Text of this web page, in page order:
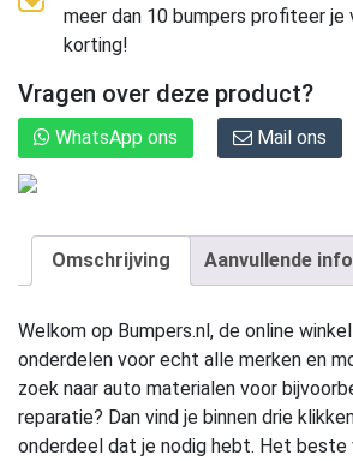
meer dan 10 bumpers profiteer je
korting!
Vragen over deze product?
WhatsApp ons Mail ons
Omschrijving Aanvullende
Welkom op Bumpers.nl, de online
onderdelen voor echt alle merken en
zoek naar auto materialen voor
reparatie? Dan vind je binnen drie
onderdeel dat je nodig hebt. Het beste